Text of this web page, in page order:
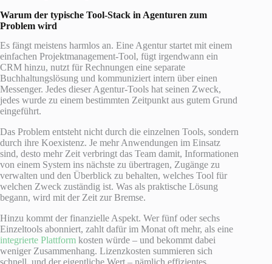
Warum der typische Tool-Stack in Agenturen zum
Problem wird
Es fängt meistens harmlos an. Eine Agentur startet mit einem
einfachen Projektmanagement-Tool, fügt irgendwann ein
CRM hinzu, nutzt für Rechnungen eine separate
Buchhaltungslösung und kommuniziert intern über einen
Messenger. Jedes dieser Agentur-Tools hat seinen Zweck,
jedes wurde zu einem bestimmten Zeitpunkt aus gutem Grund
eingeführt.
Das Problem entsteht nicht durch die einzelnen Tools, sondern
durch ihre Koexistenz. Je mehr Anwendungen im Einsatz
sind, desto mehr Zeit verbringt das Team damit, Informationen
von einem System ins nächste zu übertragen, Zugänge zu
verwalten und den Überblick zu behalten, welches Tool für
welchen Zweck zuständig ist. Was als praktische Lösung
begann, wird mit der Zeit zur Bremse.
Hinzu kommt der finanzielle Aspekt. Wer fünf oder sechs
Einzeltools abonniert, zahlt dafür im Monat oft mehr, als eine
integrierte Plattform kosten würde – und bekommt dabei
weniger Zusammenhang. Lizenzkosten summieren sich